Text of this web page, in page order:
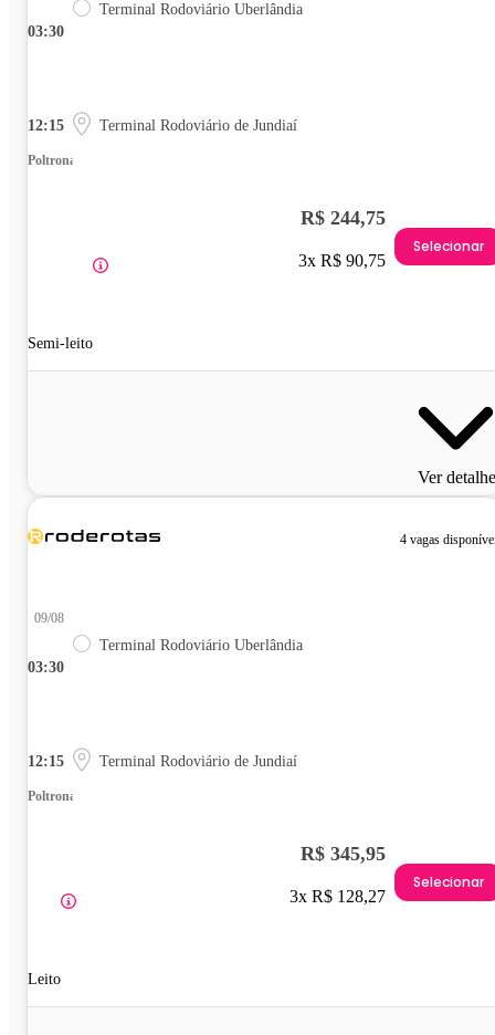
03:30
Terminal Rodoviário Uberlândia
12:15 Terminal Rodoviário de Jundiaí
Poltrona
Semi-leito
R$ 244,75
3x R$ 90,75
Selecionar
Ver
4 vagas
03:30
09/08
Terminal Rodoviário Uberlândia
12:15 Terminal Rodoviário de Jundiaí
Poltrona
Leito
R$ 345,95
3x R$ 128,27
Selecionar